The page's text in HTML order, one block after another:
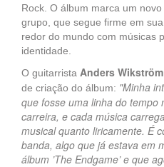
Rock. O álbum marca um
grupo, que segue firme em
redor do mundo com músicas
identidade.
O guitarrista Anders Wikström
de criação do álbum: "Minha
que fosse uma linha do tempo
carreira, e cada música
musical quanto liricamente. É
banda, algo que já estava em
álbum ’The Endgame’ e que